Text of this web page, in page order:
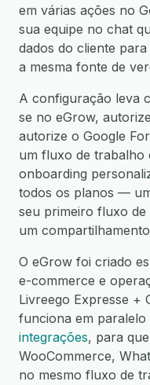
em várias ações no
sua equipe no chat
dados do cliente
a mesma fonte de
A configuração leva
se no eGrow,
autorize o Google
um fluxo de trabalho
onboarding
todos os planos —
seu primeiro fluxo
um
O eGrow foi criado
e-commerce e
Livreego Expresse +
funciona em paralelo
integrações, para
WooCommerce,
no mesmo fluxo de